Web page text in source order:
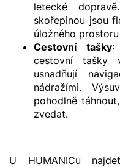
letecké
skořepinou jsou
úložného
Cestovní tašky:
cestovní tašky
usnadňují
nádražími.
pohodlně
zvedat.
U HUMANICu